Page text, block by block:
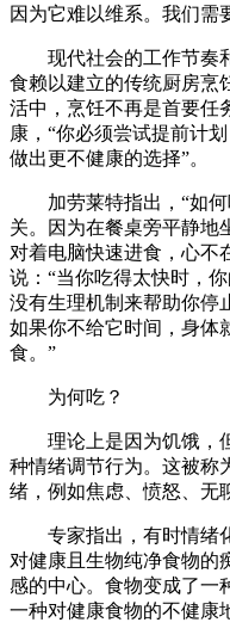
因为它难以维系。我们需
现代社会的工作节奏
食赖以建立的传统厨房烹
活中，烹饪不再是首要任
康，“你必须尝试提前计
做出更不健康的选择”。
加劳莱特指出，“如
关。因为在餐桌旁平静地
对着电脑快速进食，心不
说：“当你吃得太快时，
没有生理机制来帮助你停
如果你不给它时间，身体
食。”
为何吃？
理论上是因为饥饿，
种情绪调节行为。这被称
绪，例如焦虑、愤怒、无
专家指出，有时情绪
对健康且生物纯净食物的
感的中心。食物变成了一
一种对健康食物的不健康